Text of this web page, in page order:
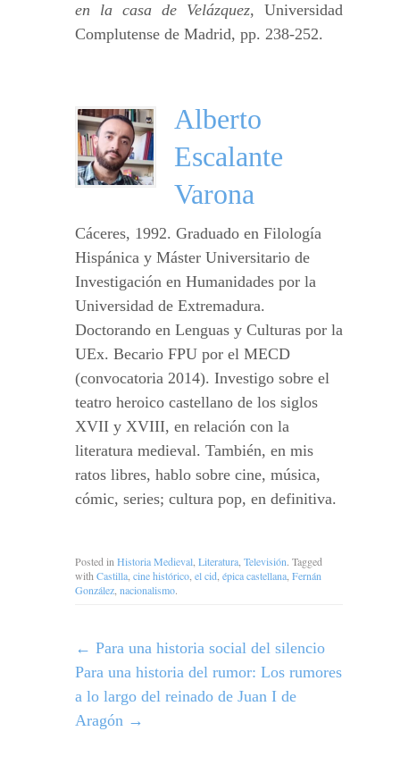
en la casa de Velázquez, Universidad
Complutense de Madrid, pp. 238-252.
Alberto
Escalante
Varona
Cáceres, 1992. Graduado en Filología
Hispánica y Máster Universitario de
Investigación en Humanidades por la
Universidad de Extremadura.
Doctorando en Lenguas y Culturas por la
UEx. Becario FPU por el MECD
(convocatoria 2014). Investigo sobre el
teatro heroico castellano de los siglos
XVII y XVIII, en relación con la
literatura medieval. También, en mis
ratos libres, hablo sobre cine, música,
cómic, series; cultura pop, en definitiva.
Posted in Historia Medieval Literatura Televisión. Tagged
with Castilla cine histórico el cid épica castellana Fernán
González nacionalismo.
← Para una historia social del silencio
Para una historia del rumor: Los rumores
a lo largo del reinado de Juan I de
Aragón →